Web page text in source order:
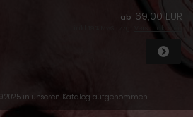
ab169,00 EUR
Versandkosten
in unseren Katalog aufgenommen.